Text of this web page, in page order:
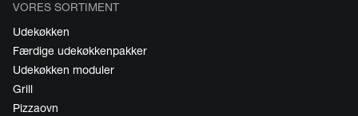
VORES SORTIMENT
Udekøkken
Færdige udekøkkenpakker
Udekøkken moduler
Grill
Pizzaovn